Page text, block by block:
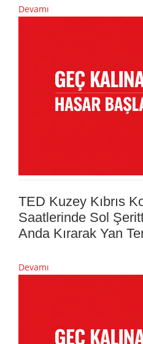
Devamı
TED Kuzey Kıbrıs
Saatlerinde Sol
Anda Kırarak Yan
Devamı